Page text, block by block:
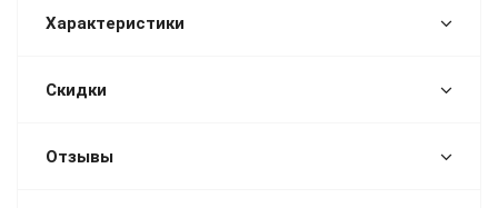
Характеристики
Скидки
Отзывы